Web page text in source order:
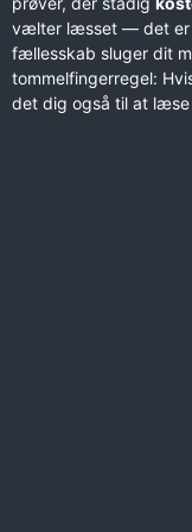
vælter læsset — det er
fællesskab sluger dit
tommelfingerregel:
det dig også til at læse